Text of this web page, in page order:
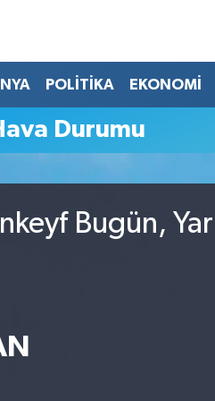
POLİTİKA EKONOMİ
Durumu
Bugün,